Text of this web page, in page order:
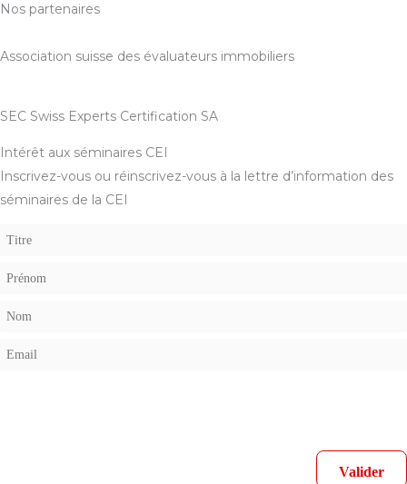
Nos partenaires
Association suisse des évaluateurs immobiliers
SEC Swiss Experts Certification SA
Intérêt aux séminaires CEI
Inscrivez-vous ou réinscrivez-vous à la lettre d’information des
séminaires de la CEI